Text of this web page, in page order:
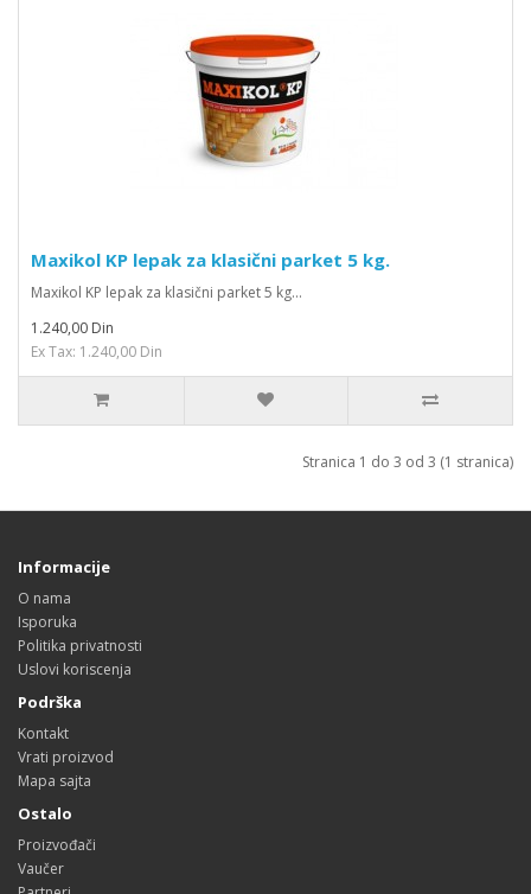
Maxikol KP lepak za klasični parket 5 kg.
Maxikol KP lepak za klasični parket 5 kg...
1.240,00 Din
Ex Tax: 1.240,00 Din
Stranica 1 do 3 od 3 (1 stranica)
Informacije
O nama
Isporuka
Politika privatnosti
Uslovi koriscenja
Podrška
Kontakt
Vrati proizvod
Mapa sajta
Ostalo
Proizvođači
Vaučer